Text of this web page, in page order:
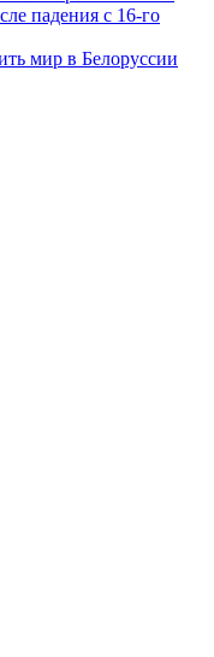
падения с 16-го
мир в Белоруссии